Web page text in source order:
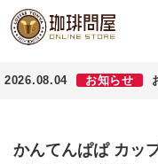
2026.08.04 お知らせ
かんてんぱぱ カッ